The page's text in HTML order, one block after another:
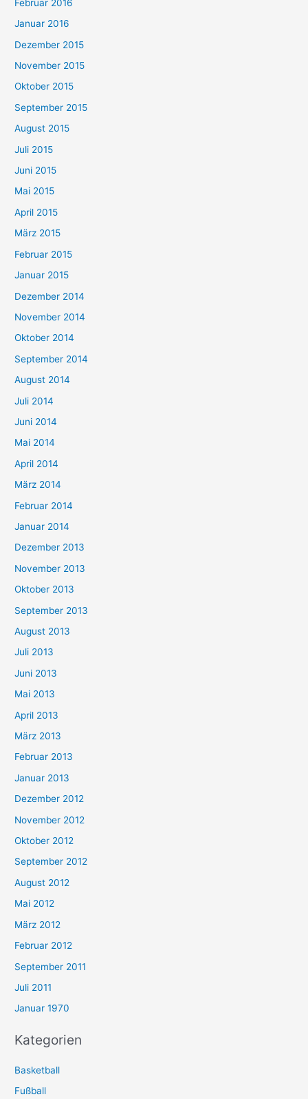
Februar 2016
Januar 2016
Dezember 2015
November 2015
Oktober 2015
September 2015
August 2015
Juli 2015
Juni 2015
Mai 2015
April 2015
März 2015
Februar 2015
Januar 2015
Dezember 2014
November 2014
Oktober 2014
September 2014
August 2014
Juli 2014
Juni 2014
Mai 2014
April 2014
März 2014
Februar 2014
Januar 2014
Dezember 2013
November 2013
Oktober 2013
September 2013
August 2013
Juli 2013
Juni 2013
Mai 2013
April 2013
März 2013
Februar 2013
Januar 2013
Dezember 2012
November 2012
Oktober 2012
September 2012
August 2012
Mai 2012
März 2012
Februar 2012
September 2011
Juli 2011
Januar 1970
Kategorien
Basketball
Fußball